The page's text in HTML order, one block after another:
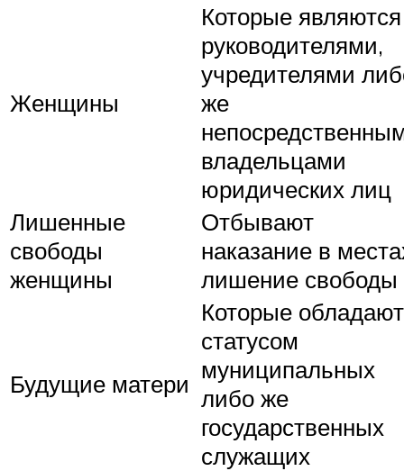
Женщины
Которые являются
руководителями,
учредителями
же
владельцами
юридических лиц
Лишенные
свободы
женщины
Отбывают
наказание в
лишение свободы
Будущие матери
Которые обладают
статусом
муниципальных
либо же
государственных
служащих